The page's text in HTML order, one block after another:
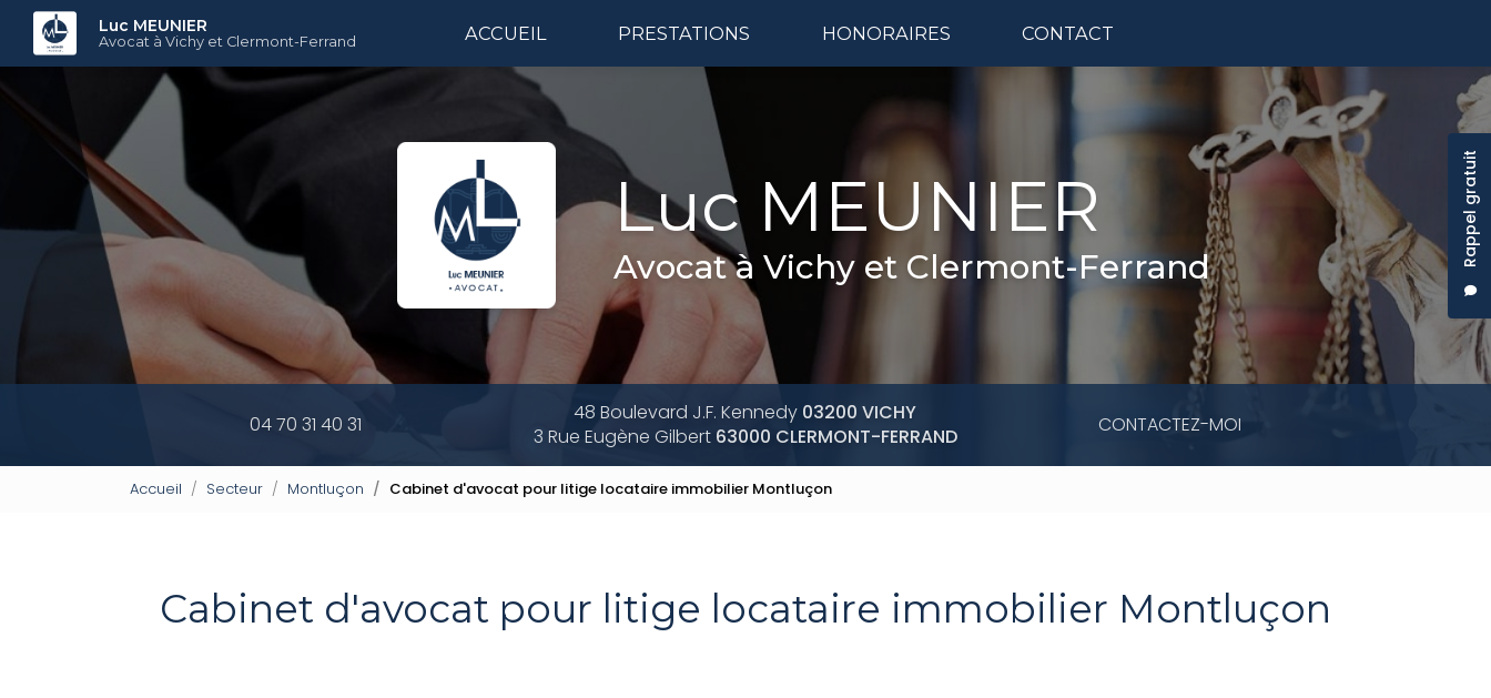
Aller
contenu
Luc MEUNIER
Avocat à Vichy et Clermont-Ferrand
Rappel gratuit
Navigation principale
ACCUEIL PRESTATIONS HONORAIRES CONTACT
Luc MEUNIER
Avocat à Vichy et Clermont-Ferrand
04 70 31 40 31 48 Boulevard J.F. Kennedy 03200 VICHY
3 Rue Eugène Gilbert 63000 CLERMONT-FERRAND CONTACTEZ-MOI
Accueil Secteur Montluçon Cabinet d'avocat pour litige locataire immobilier Montluçon
Cabinet d'avocat pour litige locataire immobilier Montluçon